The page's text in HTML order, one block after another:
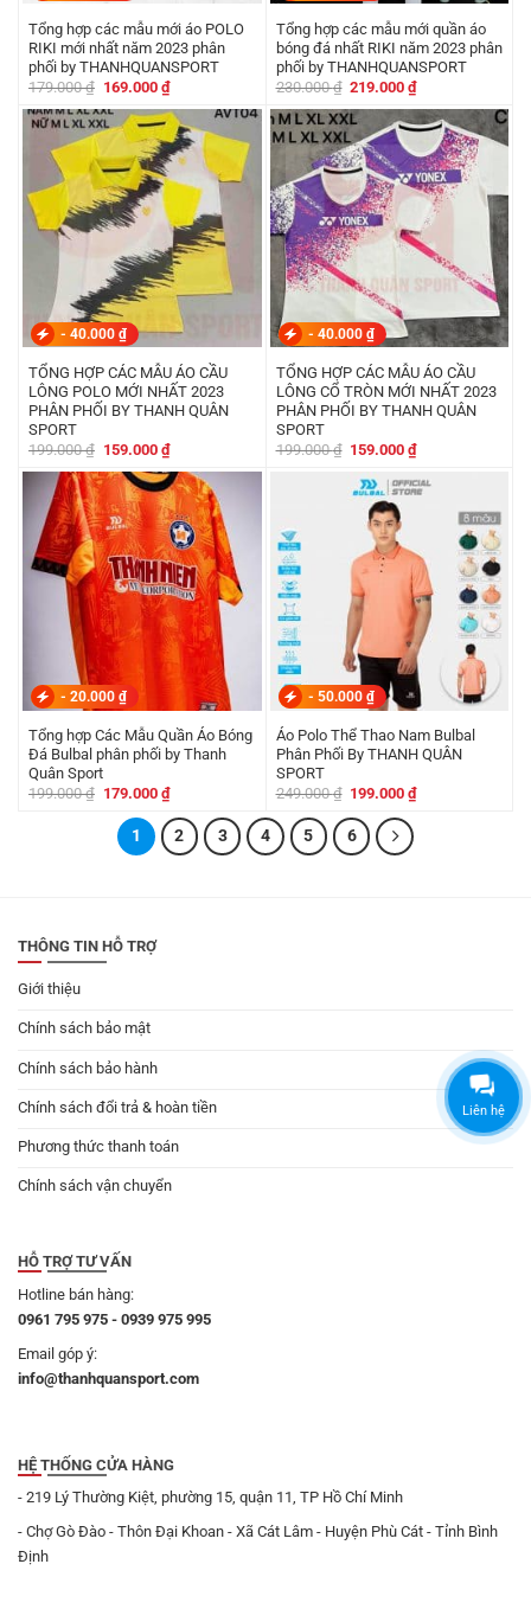
Tổng hợp các mẫu mới áo POLO
RIKI mới nhất năm 2023 phân
phối by THANHQUANSPORT
179.000₫ Giá
là:
179.000 ₫.
169.000 ₫Giá
hiện
tại
là:
169.000 ₫.
Tổng hợp các mẫu mới quần áo
bóng đá nhất RIKI năm 2023 phân
phối by THANHQUANSPORT
230.000₫ Giá
là:
230.000 ₫.
219.000₫Giá
tại
là:
219.000 ₫.
- 40.000 ₫
TỔNG HỢP CÁC MẪU ÁO CẦU
LÔNG POLO MỚI NHẤT 2023
PHÂN PHỐI BY THANH QUÂN
SPORT
199.000₫ Giá
là:
199.000 ₫.
159.000 ₫Giá
hiện
tại
là:
159.000 ₫.
- 40.000 ₫
TỔNG HỢP CÁC MẪU ÁO CẦU
LÔNG CỔ TRÒN MỚI NHẤT 2023
PHÂN PHỐI BY THANH QUÂN
SPORT
199.000₫ Giá
là:
199.000 ₫.
159.000₫Giá
tại
là:
- 20.000 ₫
Tổng hợp Các Mẫu Quần Áo Bóng
Đá Bulbal phân phối by Thanh
Quân Sport
199.000₫ Giá
199.000 ₫.
179.000 ₫Giá
hiện
tại
là:
179.000 ₫.
- 50.000 ₫
Áo Polo Thể Thao Nam Bulbal
Phân Phối By THANH QUÂN
SPORT
249.000₫ Giá
là:
249.000 ₫.
199.000₫Giá
1 2 3 4 5 6
THÔNG TIN HỖ TRỢ
Giới thiệu
Chính sách bảo mật
Chính sách bảo hành
Chính sách đổi trả & hoàn tiền
Phương thức thanh toán
Chính sách vận chuyển
HỖ TRỢ TƯ VẤN
Hotline bán hàng:
0961 795 975 - 0939 975 995
Email góp ý:
info@thanhquansport.com
HỆ THỐNG CỬA HÀNG
- 219 Lý Thường Kiệt, phường 15, quận 11, TP Hồ Chí Minh
- Chợ Gò Đào - Thôn Đại Khoan - Xã Cát Lâm - Huyện Phù Cát - Tỉnh Bình
Định
Liên hệ